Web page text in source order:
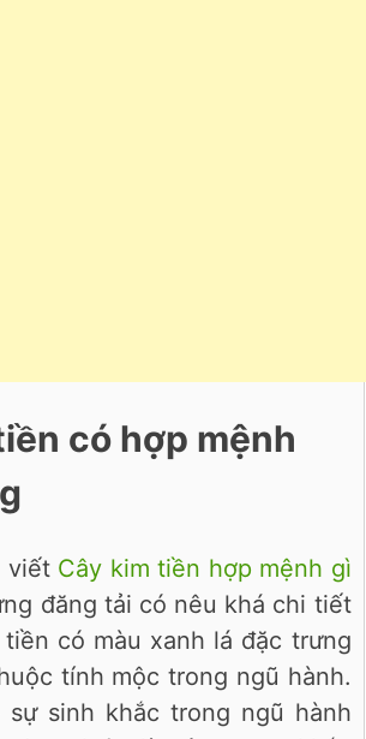
có hợp mệnh
viết Cây kim tiền hợp mệnh gì
đăng tải có nêu khá chi tiết
có màu xanh lá đặc trưng
tính mộc trong ngũ hành.
sinh khắc trong ngũ hành